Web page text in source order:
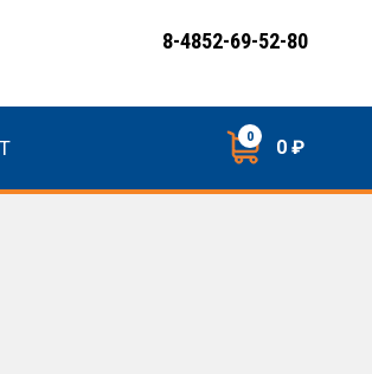
8-4852-69-52-80
0 0 ₽